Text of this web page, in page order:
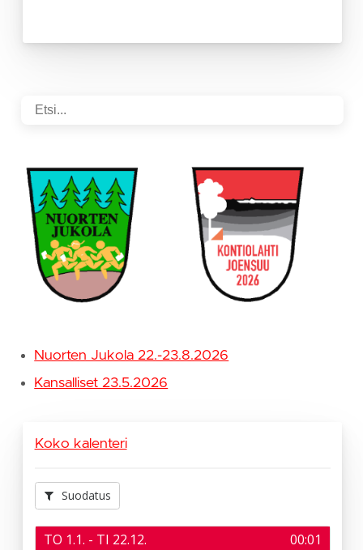
Nuorten Jukola 22.-23.8.2026
Kansalliset 23.5.2026
Koko kalenteri